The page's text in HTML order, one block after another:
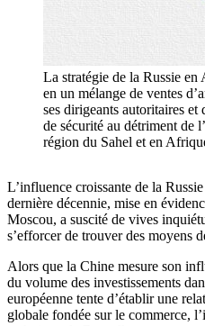
La stratégie de la Russie
en un mélange de ventes
ses dirigeants autoritaires
de sécurité au détriment de
région du Sahel et en
L’influence croissante de la
dernière décennie, mise en
Moscou, a suscité de vives
s’efforcer de trouver des moyens
Alors que la Chine mesure son
du volume des investissements
européenne tente d’établir une
globale fondée sur le commerce,